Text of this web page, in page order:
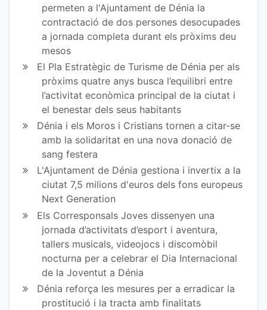
permeten a l'Ajuntament de Dénia la
contractació de dos persones desocupades
a jornada completa durant els pròxims deu
mesos
El Pla Estratègic de Turisme de Dénia per als
pròxims quatre anys busca l’equilibri entre
l’activitat econòmica principal de la ciutat i
el benestar dels seus habitants
Dénia i els Moros i Cristians tornen a citar-se
amb la solidaritat en una nova donació de
sang festera
L'Ajuntament de Dénia gestiona i invertix a la
ciutat 7,5 milions d'euros dels fons europeus
Next Generation
Els Corresponsals Joves dissenyen una
jornada d’activitats d’esport i aventura,
tallers musicals, videojocs i discomòbil
nocturna per a celebrar el Dia Internacional
de la Joventut a Dénia
Dénia reforça les mesures per a erradicar la
prostitució i la tracta amb finalitats